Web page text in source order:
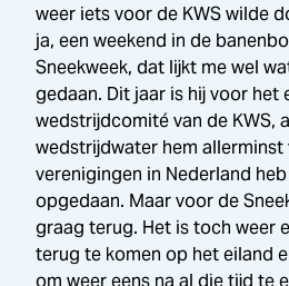
weer iets voor de KWS wilde
ja, een weekend in de
Sneekweek, dat lijkt me wel
gedaan. Dit jaar is hij voor het
wedstrijdcomité van de KWS,
wedstrijdwater hem allerminst
verenigingen in Nederland
opgedaan. Maar voor de
graag terug. Het is toch weer
terug te komen op het eiland
om weer eens na al die tijd te